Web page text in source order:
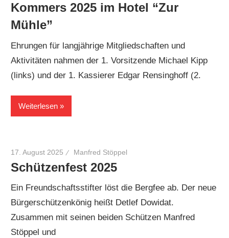
Kommers 2025 im Hotel “Zur
Mühle”
Ehrungen für langjährige Mitgliedschaften und
Aktivitäten nahmen der 1. Vorsitzende Michael Kipp
(links) und der 1. Kassierer Edgar Rensinghoff (2.
Weiterlesen
17. August 2025 Manfred Stöppel
Schützenfest 2025
Ein Freundschaftsstifter löst die Bergfee ab. Der neue
Bürgerschützenkönig heißt Detlef Dowidat.
Zusammen mit seinen beiden Schützen Manfred
Stöppel und